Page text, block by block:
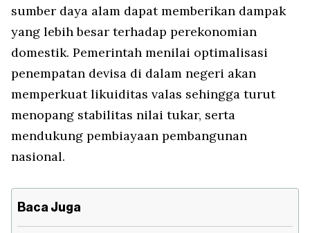
sumber daya alam dapat memberikan dampak
yang lebih besar terhadap perekonomian
domestik. Pemerintah menilai optimalisasi
penempatan devisa di dalam negeri akan
memperkuat likuiditas valas sehingga turut
menopang stabilitas nilai tukar, serta
mendukung pembiayaan pembangunan
nasional.
Baca Juga